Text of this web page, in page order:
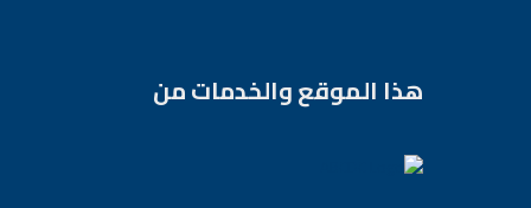
هذا الموقع والخدمات من